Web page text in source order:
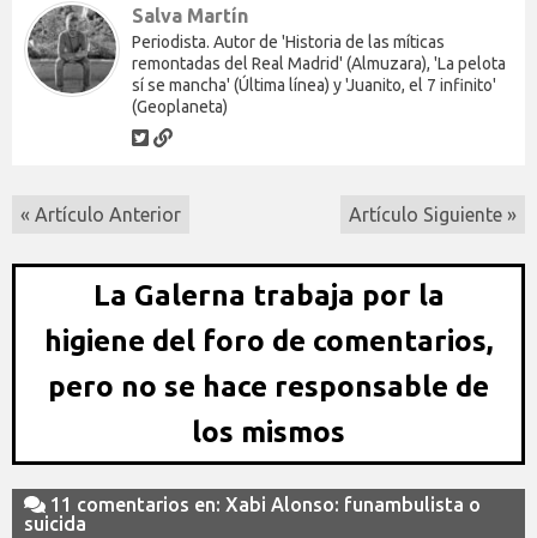
Salva Martín
Periodista. Autor de 'Historia de las míticas
remontadas del Real Madrid' (Almuzara), 'La pelota
sí se mancha' (Última línea) y 'Juanito, el 7 infinito'
(Geoplaneta)
« Artículo Anterior Artículo Siguiente »
La Galerna trabaja por la
higiene del foro de comentarios,
pero no se hace responsable de
los mismos
11 comentarios en: Xabi Alonso: funambulista o
suicida